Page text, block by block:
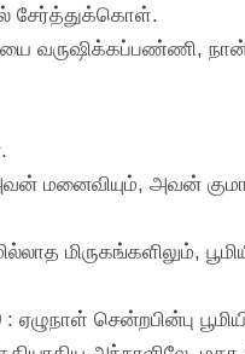
சேர்த்துக்கொள்.
வருஷிக்கப்பண்ணி,
மனைவியும், அவன்
மிருகங்களிலும்,
: ஏழுநாள் சென்றபின்பு